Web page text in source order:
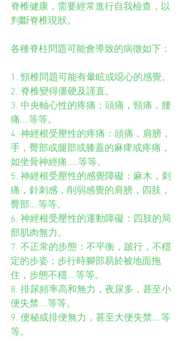
脊椎健康，需要經常進行自我檢查，以
判斷脊椎現狀。
各種脊柱問題可能會導致的病徵如下：
1. 頸椎問題可能有暈眩或噁心的感覺。
2. 脊椎變得僵硬及謹直。
3. 中央軸心性的疼痛：頭痛，頸痛，腰
痛….等等。
4. 神經根受壓性的疼痛：頭痛，肩膀，
手，臀部或腿部或膝蓋的麻痺或疼痛，
如坐骨神經痛…..等等。
5. 神經根受壓性的感覺障礙：麻木，刺
痛，針刺感，削弱感覺的肩膀，四肢，
臀部….等等。
6. 神經根受壓性的運動障礙：四肢的局
部肌肉無力。
7. 不正常的步態：不平衡，跛行，不穩
定的步姿；步行時腳部易於被地面拖
住，步態不穩….等等。
8. 排尿頻率高和無力，夜尿多，甚至小
便失禁….等等。
9. 便秘或排便無力，甚至大便失禁….等
等。